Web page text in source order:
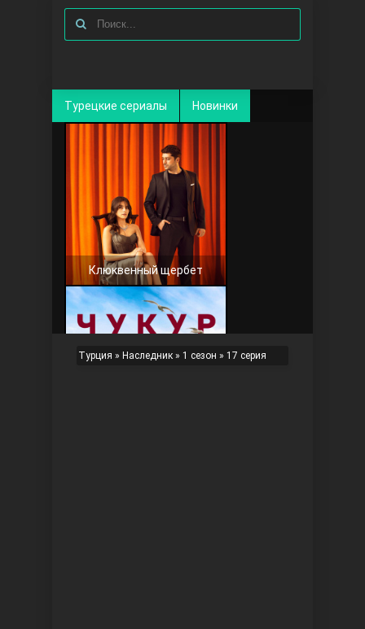
Турецкие сериалы Новинки
Клюквенный щербет
Турция » Наследник » 1 сезон » 17 серия